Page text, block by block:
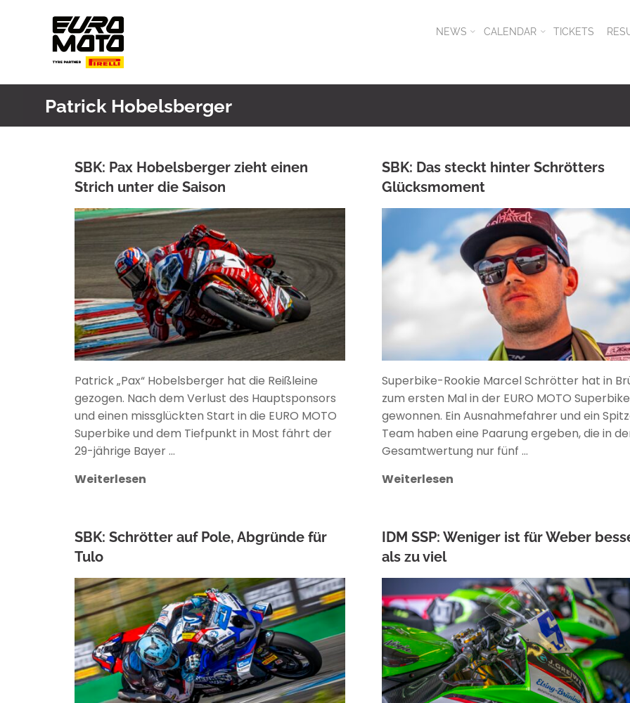
NEWS CALENDAR TICKETS
Patrick Hobelsberger
SBK: Pax Hobelsberger zieht einen
Strich unter die Saison
Patrick „Pax“ Hobelsberger hat die Reißleine
gezogen. Nach dem Verlust des Hauptsponsors
und einen missglückten Start in die EURO MOTO
Superbike und dem Tiefpunkt in Most fährt der
29-jährige Bayer …
Weiterlesen
SBK: Das steckt hinter Schrötters
Glücksmoment
ANKE WIECZOREK
Superbike-Rookie Marcel Schrötter hat in
zum ersten Mal in der EURO MOTO Superbike
gewonnen. Ein Ausnahmefahrer und ein
Team haben eine Paarung ergeben, die in
Gesamtwertung nur fünf …
Weiterlesen
SBK: Schrötter auf Pole, Abgründe für
Tulo
ANKE WIECZOREK
IDM SSP: Weniger ist für Weber
als zu viel
ANKE WIECZOREK